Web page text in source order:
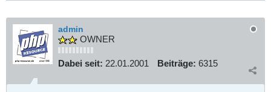
admin
OWNER
Dabei seit: 22.01.2001 Beiträge: 6315